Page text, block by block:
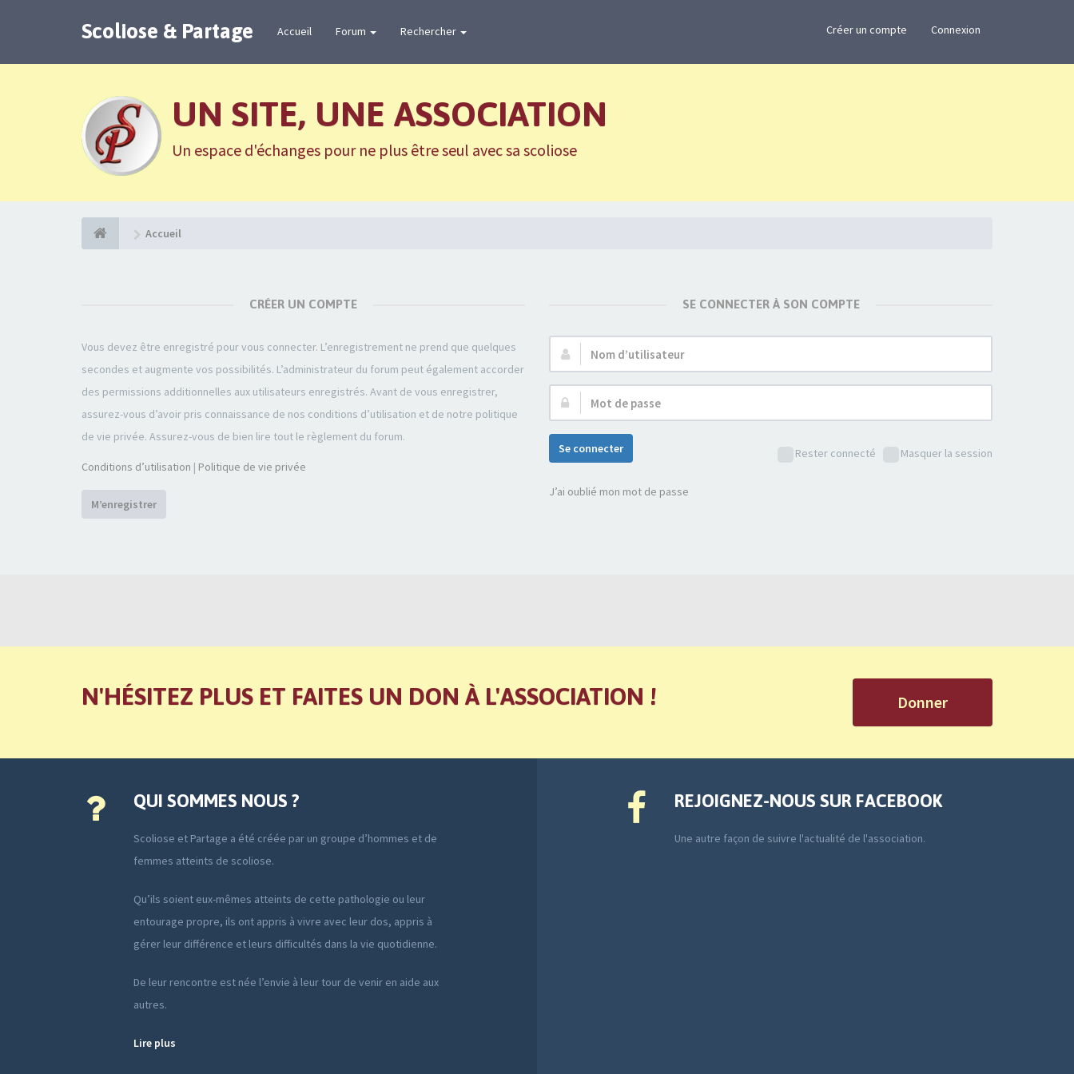
Scoliose & Partage Accueil Forum Rechercher Créer un compte Connexion
UN SITE, UNE ASSOCIATION
Un espace d'échanges pour ne plus être seul avec sa scoliose
Accueil
CRÉER UN COMPTE
Vous devez être enregistré pour vous connecter. L’enregistrement ne prend que quelques
secondes et augmente vos possibilités. L’administrateur du forum peut également accorder
des permissions additionnelles aux utilisateurs enregistrés. Avant de vous enregistrer,
assurez-vous d’avoir pris connaissance de nos conditions d’utilisation et de notre politique
de vie privée. Assurez-vous de bien lire tout le règlement du forum.
Conditions d’utilisation | Politique de vie privée
M’enregistrer
SE CONNECTER À SON COMPTE
Nom
Mot
passe :
Rester connecté Masquer la session
Se connecter
J’ai oublié mon mot de passe
N'HÉSITEZ PLUS ET FAITES UN DON À L'ASSOCIATION ! Donner
QUI SOMMES NOUS ?
Scoliose et Partage a été créée par un groupe d’hommes et de
femmes atteints de scoliose.
Qu’ils soient eux-mêmes atteints de cette pathologie ou leur
entourage propre, ils ont appris à vivre avec leur dos, appris à
gérer leur différence et leurs difficultés dans la vie quotidienne.
De leur rencontre est née l’envie à leur tour de venir en aide aux
autres.
Lire plus
REJOIGNEZ-NOUS SUR FACEBOOK
Une autre façon de suivre l'actualité de l'association.